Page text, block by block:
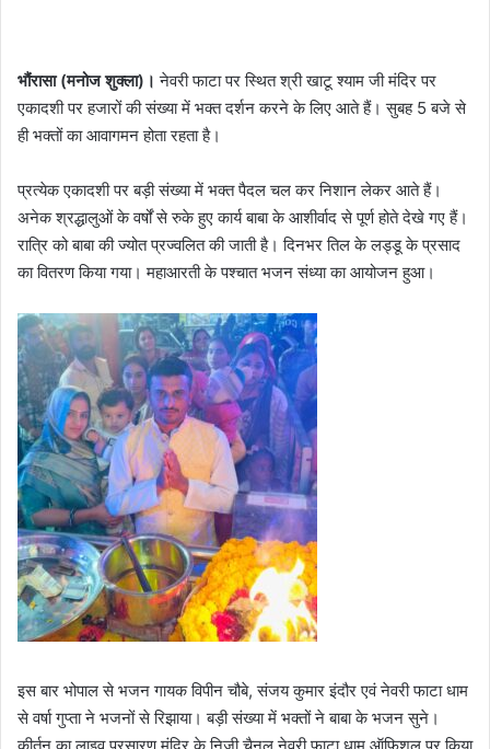
भौंरासा (मनोज शुक्ला)। नेवरी फाटा पर स्थित श्री खाटू श्याम जी मंदिर पर
एकादशी पर हजारों की संख्या में भक्त दर्शन करने के लिए आते हैं। सुबह 5 बजे से
ही भक्तों का आवागमन होता रहता है।
प्रत्येक एकादशी पर बड़ी संख्या में भक्त पैदल चल कर निशान लेकर आते हैं।
अनेक श्रद्धालुओं के वर्षों से रुके हुए कार्य बाबा के आशीर्वाद से पूर्ण होते देखे गए हैं।
रात्रि को बाबा की ज्योत प्रज्वलित की जाती है। दिनभर तिल के लड्डू के प्रसाद
का वितरण किया गया। महाआरती के पश्चात भजन संध्या का आयोजन हुआ।
इस बार भोपाल से भजन गायक विपीन चौबे, संजय कुमार इंदौर एवं नेवरी फाटा धाम
से वर्षा गुप्ता ने भजनों से रिझाया। बड़ी संख्या में भक्तों ने बाबा के भजन सुने।